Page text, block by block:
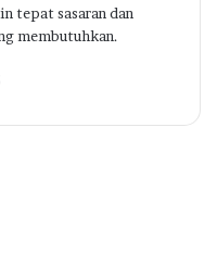
tepat sasaran dan
membutuhkan.